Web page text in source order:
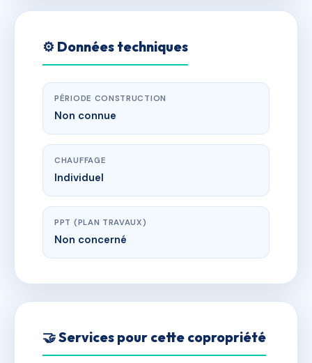
⚙️ Données techniques
PÉRIODE CONSTRUCTION
Non connue
CHAUFFAGE
Individuel
PPT (PLAN TRAVAUX)
Non concerné
🤝 Services pour cette copropriété